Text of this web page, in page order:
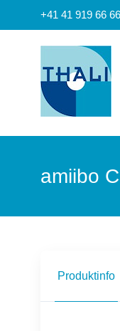
+41 41 919 66
amiibo
Produktinfo